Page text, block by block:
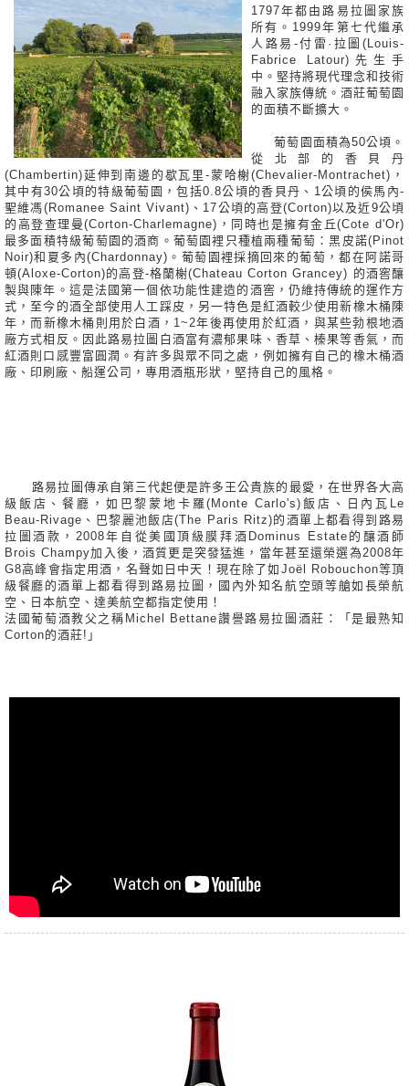
1797年都由路易拉圖家族
所有。1999年第七代繼承
人路易-付雷·拉圖(Louis-
Fabrice Latour)先生手
中。堅持將現代理念和技術
融入家族傳統。酒莊葡萄園
的面積不斷擴大。
葡萄園面積為50公頃。
從北部的香貝丹
(Chambertin)延伸到南邊的歇瓦里-蒙哈榭(Chevalier-Montrachet)，
其中有30公頃的特級葡萄園，包括0.8公頃的香貝丹、1公頃的侯馬內-
聖維馮(Romanee Saint Vivant)、17公頃的高登(Corton)以及近9公頃
的高登查理曼(Corton-Charlemagne)，同時也是擁有金丘(Cote d'Or)
最多面積特級葡萄園的酒商。葡萄園裡只種植兩種葡萄：黑皮諾(Pinot
Noir)和夏多內(Chardonnay)。葡萄園裡採摘回來的葡萄，都在阿諾哥
頓(Aloxe-Corton)的高登-格蘭榭(Chateau Corton Grancey) 的酒窖釀
製與陳年。這是法國第一個依功能性建造的酒窖，仍維持傳統的運作方
式，至今的酒全部使用人工踩皮，另一特色是紅酒較少使用新橡木桶陳
年，而新橡木桶則用於白酒，1~2年後再使用於紅酒，與某些勃根地酒
廠方式相反。因此路易拉圖白酒富有濃郁果味、香草、榛果等香氣，而
紅酒則口感豐富圓潤。有許多與眾不同之處，例如擁有自己的橡木桶酒
廠、印刷廠、船運公司，專用酒瓶形狀，堅持自己的風格。
路易拉圖傳承自第三代起便是許多王公貴族的最愛，在世界各大高
級飯店、餐廳，如巴黎蒙地卡羅(Monte Carlo's)飯店、日內瓦Le
Beau-Rivage、巴黎麗池飯店(The Paris Ritz)的酒單上都看得到路易
拉圖酒款，2008年自從美國頂級膜拜酒Dominus Estate的釀酒師
Brois Champy加入後，酒質更是突發猛進，當年甚至還榮選為2008年
G8高峰會指定用酒，名聲如日中天！現在除了如Joël Robouchon等頂
級餐廳的酒單上都看得到路易拉圖，國內外知名航空頭等艙如長榮航
空、日本航空、達美航空都指定使用！
法國葡萄酒教父之稱Michel Bettane讚譽路易拉圖酒莊：「是最熟知
Corton的酒莊!」